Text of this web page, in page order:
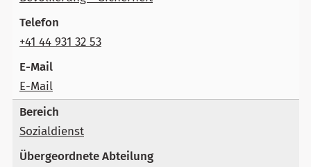
+41 44 931 32 53
E-Mail
Sozialdienst